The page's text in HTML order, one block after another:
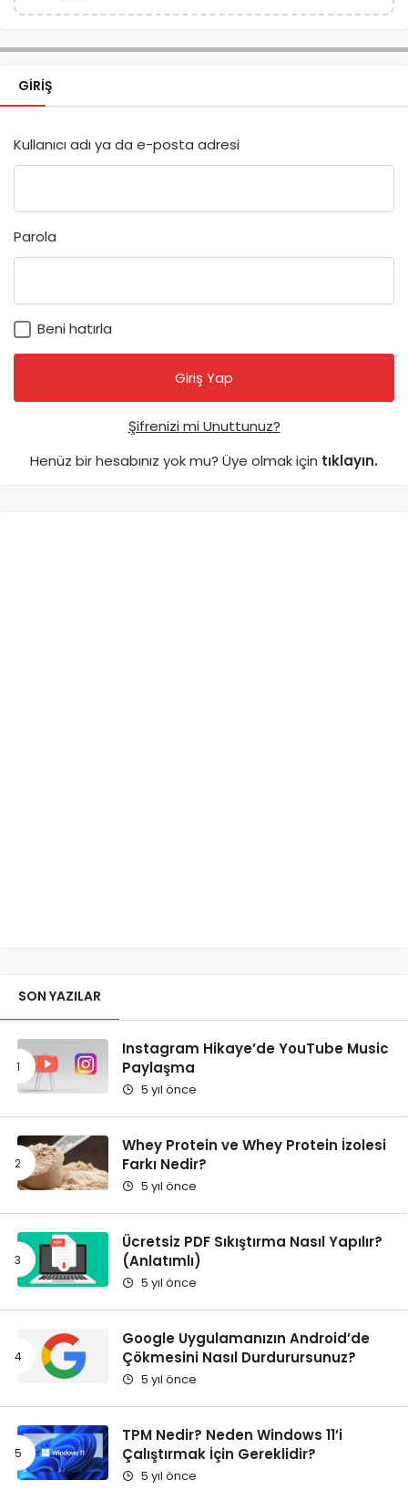
GIRIŞ
Kullanıcı adı ya da e-posta adresi
Parola
Beni hatırla
Şifrenizi mi Unuttunuz?
Henüz bir hesabınız yok mu? Üye olmak için tıklayın.
SON YAZILAR
Instagram Hikaye’de YouTube Music
Paylaşma
5 yıl önce
Whey Protein ve Whey Protein İzolesi
Farkı Nedir?
5 yıl önce
Ücretsiz PDF Sıkıştırma Nasıl Yapılır?
(Anlatımlı)
5 yıl önce
Google Uygulamanızın Android’de
Çökmesini Nasıl Durdurursunuz?
5 yıl önce
TPM Nedir? Neden Windows 11’i
Çalıştırmak İçin Gereklidir?
5 yıl önce